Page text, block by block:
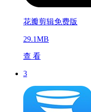
花瓣剪辑免费版
29.1MB
查 看
3